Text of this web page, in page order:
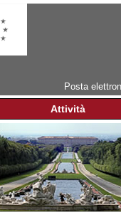
Posta
Attività